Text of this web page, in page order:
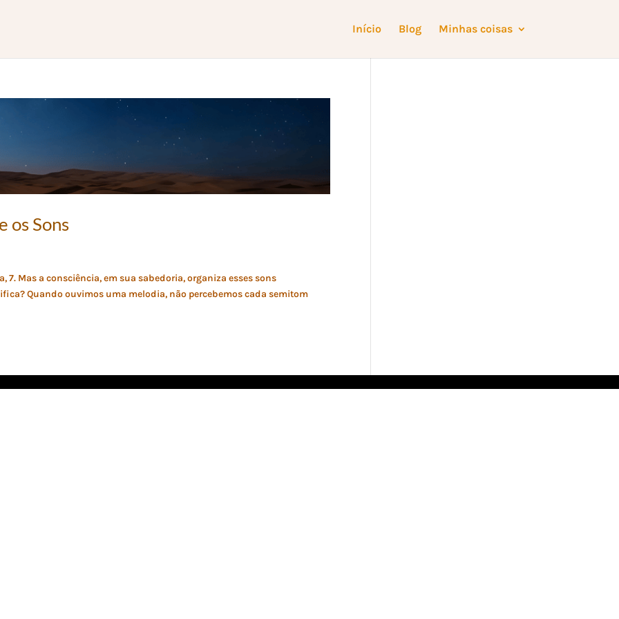
Início Blog Minhas coisas
os Sons
7. Mas a consciência, em sua sabedoria, organiza esses sons
Quando ouvimos uma melodia, não percebemos cada semitom